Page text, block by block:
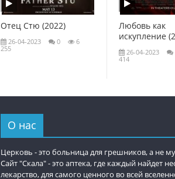
Отец Стю (2022)
26-04-2023 0
6
255
Любовь как
искупление
26-04-2023
414
О нас
Церковь - это больница для грешников, а не
Сайт "Скала" - это аптека, где каждый найдет
лекарство, для самого ценного во всей